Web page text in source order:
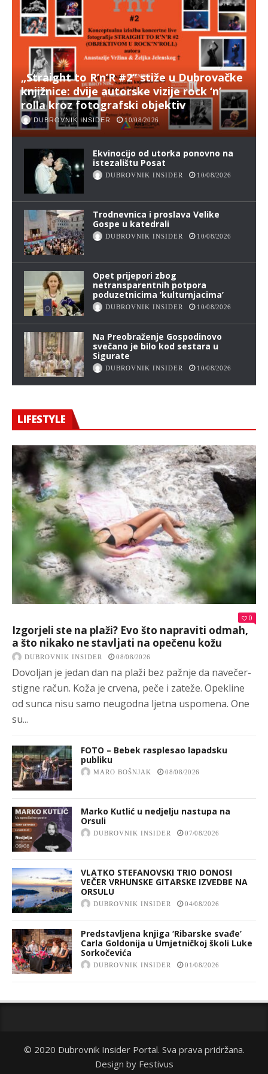
„Straight to R’n’R #2“ stiže u Dubrovačke
knjižnice: dvije autorske vizije rock ‘n’
rolla kroz fotografski objektiv
DUBROVNIK INSIDER 10/08/2026
Ekvinocijo od utorka ponovno na
istezalištu Posat
DUBROVNIK INSIDER 10/08/2026
Trodnevnica i proslava Velike
Gospe u katedrali
DUBROVNIK INSIDER 10/08/2026
Opet prijepori zbog
netransparentnih potpora
poduzetnicima ‘kulturnjacima’
DUBROVNIK INSIDER 10/08/2026
Na Preobraženje Gospodinovo
svečano je bilo kod sestara u
Sigurate
DUBROVNIK INSIDER 10/08/2026
LIFESTYLE
0
Izgorjeli ste na plaži? Evo što napraviti odmah,
a što nikako ne stavljati na opečenu kožu
DUBROVNIK INSIDER 08/08/2026
Dovoljan je jedan dan na plaži bez pažnje da navečer-
stigne račun. Koža je crvena, peče i zateže. Opekline
od sunca nisu samo neugodna ljetna uspomena. One
su...
FOTO – Bebek rasplesao lapadsku
publiku
MARO BOŠNJAK 08/08/2026
Marko Kutlić u nedjelju nastupa na
Orsuli
DUBROVNIK INSIDER 07/08/2026
VLATKO STEFANOVSKI TRIO DONOSI
VEČER VRHUNSKE GITARSKE IZVEDBE NA
ORSULU
DUBROVNIK INSIDER 04/08/2026
Predstavljena knjiga ‘Ribarske svađe’
Carla Goldonija u Umjetničkoj školi Luke
Sorkočevića
DUBROVNIK INSIDER 01/08/2026
© 2020 Dubrovnik Insider Portal. Sva prava pridržana.
Design by Festivus